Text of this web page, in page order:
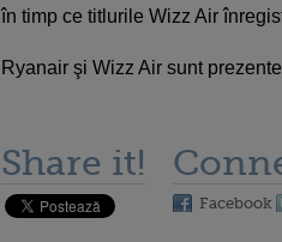
în timp ce titlurile Wizz Air
Ryanair şi Wizz Air sunt
Share it!
Facebook